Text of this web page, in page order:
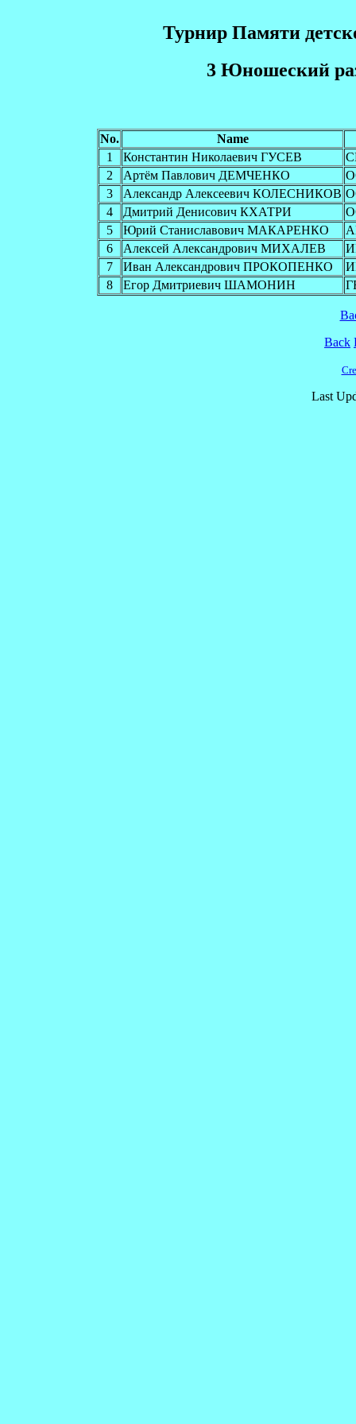
Турнир Памяти
3 Юношеский
No.
Name
1
Константин Николаевич ГУСЕВ
2
Артём Павлович ДЕМЧЕНКО
3
Александр Алексеевич КОЛЕСНИКОВ
4
Дмитрий Денисович КХАТРИ
5
Юрий Станиславович МАКАРЕНКО
6
Алексей Александрович МИХАЛЕВ
7
Иван Александрович ПРОКОПЕНКО
8
Егор Дмитриевич ШАМОНИН
Back
Last